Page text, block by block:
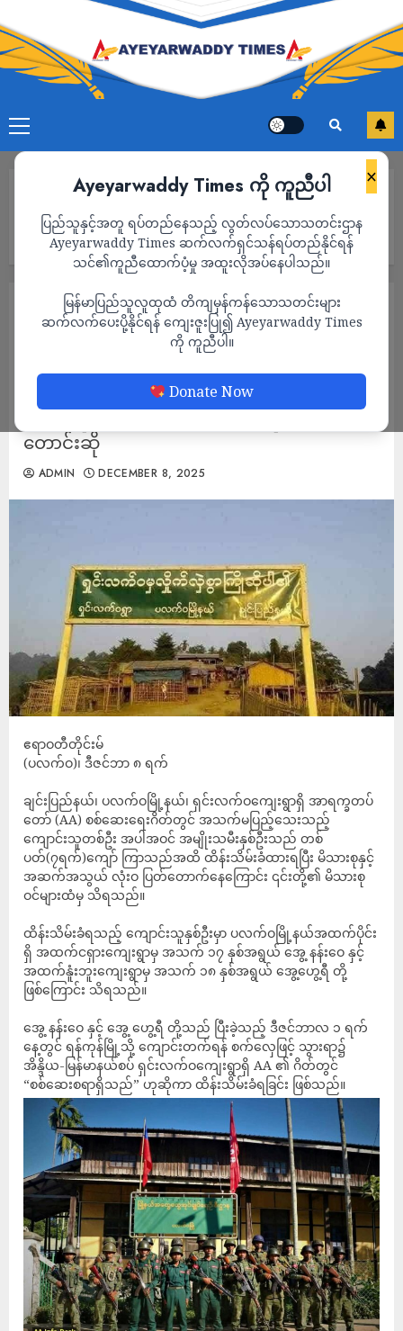
×
Ayeyarwaddy Times ကို ကူညီပါ
ပြည်သူနှင့်အတူ ရပ်တည်နေသည့် လွတ်လပ်သောသတင်းဌာန
Ayeyarwaddy Times ဆက်လက်ရှင်သန်ရပ်တည်နိုင်ရန်
သင်၏ကူညီထောက်ပံ့မှု အထူးလိုအပ်နေပါသည်။
မြန်မာပြည်သူလူထုထံ တိကျမှန်ကန်သောသတင်းများ
ဆက်လက်ပေးပို့နိုင်ရန် ကျေးဇူးပြု၍ Ayeyarwaddy Times
ကို ကူညီပါ။
Donate Now
AA ထိန်းသိမ်း၊ ၇ ရက် ကျော်ကြာသည်အထိ အဆက်အသွယ်ပြတ်
နေ၍ အမြန်ဆုံး ပြန်လွှတ်ပေးရန်မိသားစုဝင်များ တောင်းဆို
ပလက်ဝတွင် အသက်မပြည့်သေးသူအပါအဝင်
ကျောင်းသူ ၂ ဦးကို AA ထိန်းသိမ်း၊ ၇ ရက်
ကျော်ကြာသည်အထိ အဆက်အသွယ်ပြတ်နေ၍
အမြန်ဆုံး ပြန်လွှတ်ပေးရန်မိသားစုဝင်များ
တောင်းဆို
ADMIN DECEMBER 8, 2025
ဧရာဝတီတိုင်းမ်
(ပလက်ဝ)၊ ဒီဇင်ဘာ ၈ ရက်
ချင်းပြည်နယ်၊ ပလက်ဝမြို့နယ်၊ ရှင်းလက်ဝကျေးရွာရှိ အာရက္ခတပ်
တော် (AA) စစ်ဆေးရေးဂိတ်တွင် အသက်မပြည့်သေးသည့်
ကျောင်းသူတစ်ဦး အပါအဝင် အမျိုးသမီးနှစ်ဦးသည် တစ်
ပတ်(၇ရက်)ကျော် ကြာသည်အထိ ထိန်းသိမ်းခံထားရပြီး မိသားစုနှင့်
အဆက်အသွယ် လုံးဝ ပြတ်တောက်နေကြောင်း ၎င်းတို့၏ မိသားစု
ဝင်များထံမှ သိရသည်။
ထိန်းသိမ်းခံရသည့် ကျောင်းသူနှစ်ဦးမှာ ပလက်ဝမြို့နယ်အထက်ပိုင်း
ရှိ အထက်ငရှားကျေးရွာမှ အသက် ၁၇ နှစ်အရွယ် အွေ့ နန်းဝေ နှင့်
အထက်နူံးဘူးကျေးရွာမှ အသက် ၁၈ နှစ်အရွယ် အွေ့ဟွေ့ရီ တို့
ဖြစ်ကြောင်း သိရသည်။
အွေ့ နန်းဝေ နှင့် အွေ့ ဟွေ့ရီ တို့သည် ပြီးခဲ့သည့် ဒီဇင်ဘာလ ၁ ရက်
နေ့တွင် ရန်ကုန်မြို့သို့ ကျောင်းတက်ရန် စက်လှေဖြင့် သွားရာ၌
အိန္ဒိယ-မြန်မာနယ်စပ် ရှင်းလက်ဝကျေးရွာရှိ AA ၏ ဂိတ်တွင်
“စစ်ဆေးစရာရှိသည်” ဟုဆိုကာ ထိန်းသိမ်းခံရခြင်း ဖြစ်သည်။